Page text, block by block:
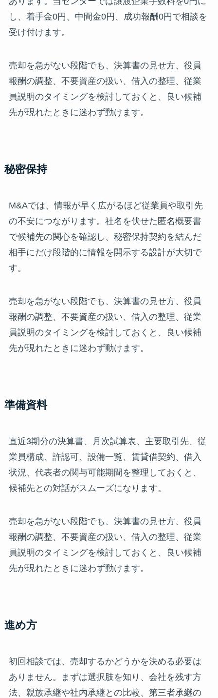
し、着手金0円、中間金0円、成功報酬0円で相談を
受け付けます。
売却を急がない段階でも、決算書の見せ方、役員
報酬の調整、不要資産の扱い、借入の整理、従業
員説明のタイミングを検討しておくと、良い候補
先が現れたときに迷わず動けます。
秘密保持
M&Aでは、情報が早く広がるほど従業員や取引先
の不安につながります。社名を伏せた匿名概要書
で候補先の関心を確認し、秘密保持契約を結んだ
相手にだけ段階的に情報を開示する設計が大切で
す。
売却を急がない段階でも、決算書の見せ方、役員
報酬の調整、不要資産の扱い、借入の整理、従業
員説明のタイミングを検討しておくと、良い候補
先が現れたときに迷わず動けます。
準備資料
直近3期分の決算書、月次試算表、主要取引先、従
業員構成、許認可、設備一覧、賃貸借契約、借入
状況、代表者の関与可能期間を整理しておくと、
候補先との対話がスムーズになります。
売却を急がない段階でも、決算書の見せ方、役員
報酬の調整、不要資産の扱い、借入の整理、従業
員説明のタイミングを検討しておくと、良い候補
先が現れたときに迷わず動けます。
進め方
初回相談では、売却するかどうかを決める必要は
ありません。まずは選択肢を知り、会社を残す方
法、親族承継や社内承継との比較、第三者承継の